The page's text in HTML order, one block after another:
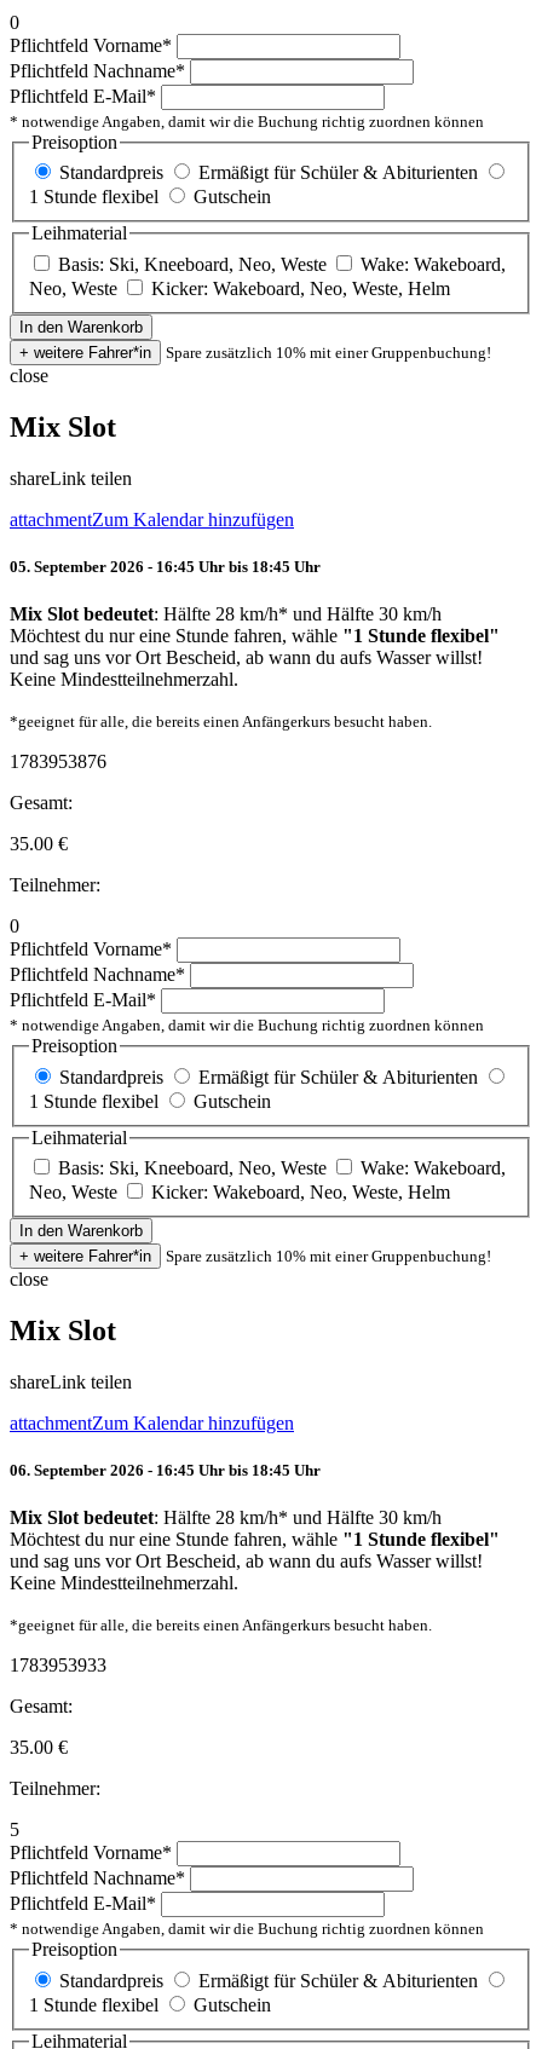
0
Pflichtfeld Vorname*
Pflichtfeld Nachname*
Pflichtfeld E-Mail*
* notwendige Angaben, damit wir die Buchung richtig zuordnen können
Preisoption
Standardpreis
Ermäßigt für Schüler & Abiturienten
1 Stunde flexibel
Gutschein
Leihmaterial
Basis: Ski, Kneeboard, Neo, Weste
Wake: Wakeboard,
Neo, Weste
Kicker: Wakeboard, Neo, Weste, Helm
Spare zusätzlich 10% mit einer Gruppenbuchung!
close
Mix Slot
shareLink teilen
attachmentZum Kalendar hinzufügen
05. September 2026 - 16:45 Uhr bis 18:45 Uhr
Mix Slot bedeutet: Hälfte 28 km/h* und Hälfte 30 km/h
Möchtest du nur eine Stunde fahren, wähle "1 Stunde flexibel"
und sag uns vor Ort Bescheid, ab wann du aufs Wasser willst!
Keine Mindestteilnehmerzahl.
*geeignet für alle, die bereits einen Anfängerkurs besucht haben.
1783953876
Gesamt:
35.00 €
Teilnehmer:
0
Pflichtfeld Vorname*
Pflichtfeld Nachname*
Pflichtfeld E-Mail*
* notwendige Angaben, damit wir die Buchung richtig zuordnen können
Preisoption
Standardpreis
Ermäßigt für Schüler & Abiturienten
1 Stunde flexibel
Gutschein
Leihmaterial
Basis: Ski, Kneeboard, Neo, Weste
Wake: Wakeboard,
Neo, Weste
Kicker: Wakeboard, Neo, Weste, Helm
Spare zusätzlich 10% mit einer Gruppenbuchung!
close
Mix Slot
shareLink teilen
attachmentZum Kalendar hinzufügen
06. September 2026 - 16:45 Uhr bis 18:45 Uhr
Mix Slot bedeutet: Hälfte 28 km/h* und Hälfte 30 km/h
Möchtest du nur eine Stunde fahren, wähle "1 Stunde flexibel"
und sag uns vor Ort Bescheid, ab wann du aufs Wasser willst!
Keine Mindestteilnehmerzahl.
*geeignet für alle, die bereits einen Anfängerkurs besucht haben.
1783953933
Gesamt:
35.00 €
Teilnehmer:
5
Pflichtfeld Vorname*
Pflichtfeld Nachname*
Pflichtfeld E-Mail*
* notwendige Angaben, damit wir die Buchung richtig zuordnen können
Preisoption
Standardpreis
Ermäßigt für Schüler & Abiturienten
1 Stunde flexibel
Gutschein
Leihmaterial